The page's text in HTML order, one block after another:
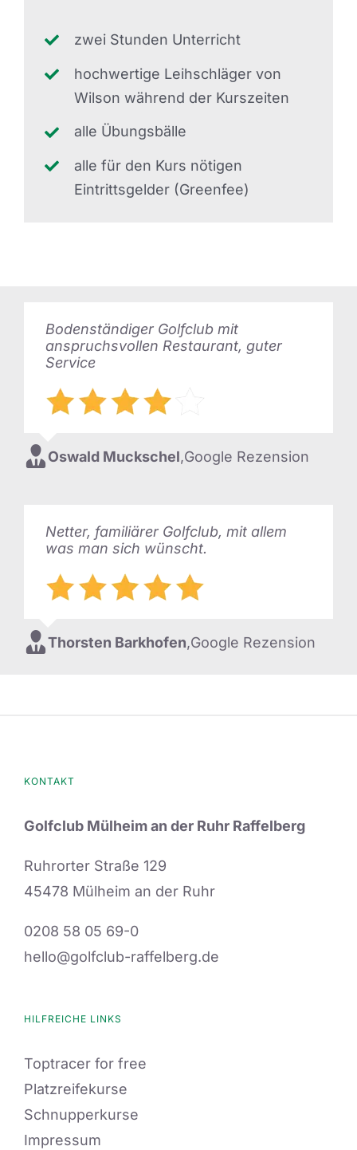
zwei Stunden Unterricht
hochwertige Leihschläger von
Wilson während der Kurszeiten
alle Übungsbälle
alle für den Kurs nötigen
Eintrittsgelder (Greenfee)
Gute Driving Range und nettes
Personal
Bodenständiger Golfclub mit
anspruchsvollen Restaurant, guter
Service
Oswald Muckschel,Google Rezension
Mitten in Mülheim. Unmittelbar an der
Rennbahn. Schöner Golfplatz.
Ulf Nimm Google Rezension
Netter, familiärer Golfclub, mit allem
was man sich wünscht.
Thorsten Barkhofen,Google Rezension
KONTAKT
Golfclub Mülheim an der Ruhr Raffelberg
Ruhrorter Straße 129
45478 Mülheim an der Ruhr
0208 58 05 69-0
hello@golfclub-raffelberg.de
HILFREICHE LINKS
Toptracer for free
Platzreifekurse
Schnupperkurse
Impressum